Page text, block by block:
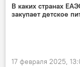
российский
Хидаят Гейдаров
В каких странах
закупает детское
17 февраля 2025,